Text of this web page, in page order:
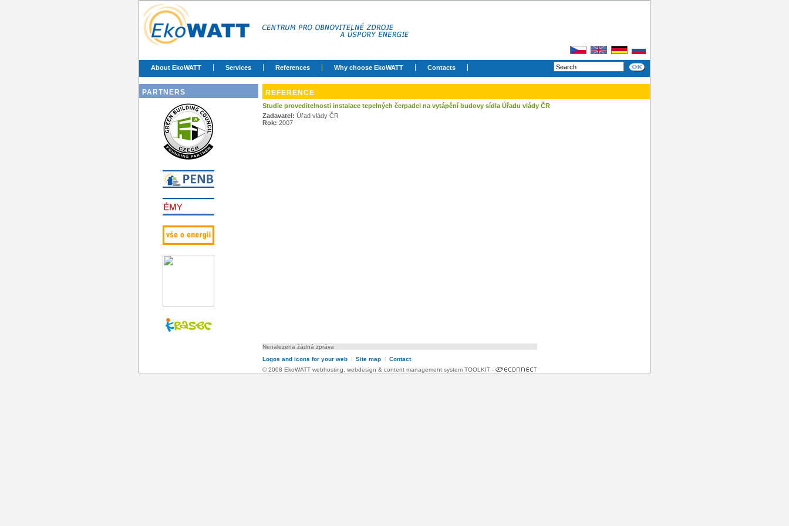
About EkoWATT Services References Why choose EkoWATT Contacts
PARTNERS REFERENCE
Studie proveditelnosti instalace tepelných čerpadel na vytápění budovy sídla Úřadu vlády ČR
Zadavatel: Úřad vlády ČR
Rok: 2007
Nenalezena žádná zpráva
Logos and icons for your web l Site map l Contact
© 2008 EkoWATT webhosting, webdesign & content management system TOOLKIT -